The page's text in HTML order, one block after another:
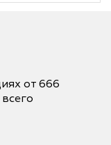
от 666